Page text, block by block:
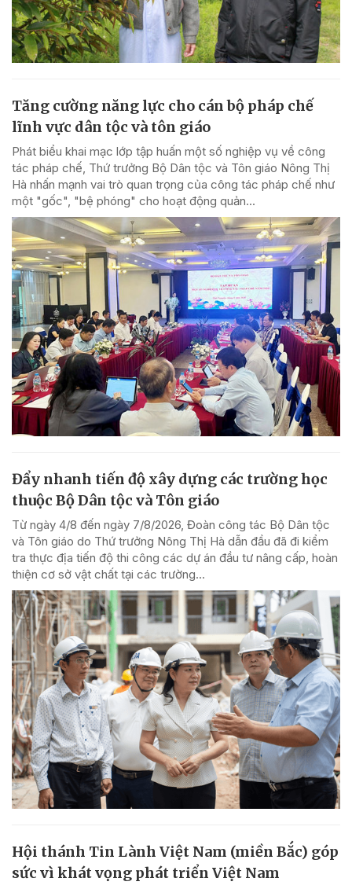
Tăng cường năng lực cho cán bộ pháp chế
lĩnh vực dân tộc và tôn giáo
Phát biểu khai mạc lớp tập huấn một số nghiệp vụ về công
tác pháp chế, Thứ trưởng Bộ Dân tộc và Tôn giáo Nông Thị
Hà nhấn mạnh vai trò quan trọng của công tác pháp chế như
một "gốc", "bệ phóng" cho hoạt động quản...
Đẩy nhanh tiến độ xây dựng các trường học
thuộc Bộ Dân tộc và Tôn giáo
Từ ngày 4/8 đến ngày 7/8/2026, Đoàn công tác Bộ Dân tộc
và Tôn giáo do Thứ trưởng Nông Thị Hà dẫn đầu đã đi kiểm
tra thực địa tiến độ thi công các dự án đầu tư nâng cấp, hoàn
thiện cơ sở vật chất tại các trường...
Hội thánh Tin Lành Việt Nam (miền Bắc) góp
sức vì khát vọng phát triển Việt Nam